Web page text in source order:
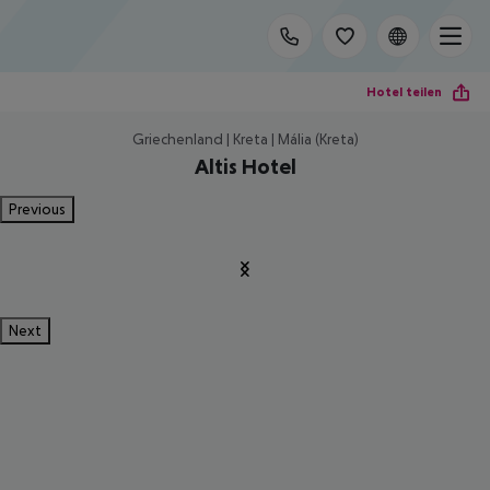
Hotel teilen
Griechenland | Kreta | Mália (Kreta)
Altis Hotel
Previous
Next